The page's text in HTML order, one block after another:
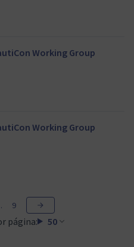
Working Group
Working Group
página: 50
9